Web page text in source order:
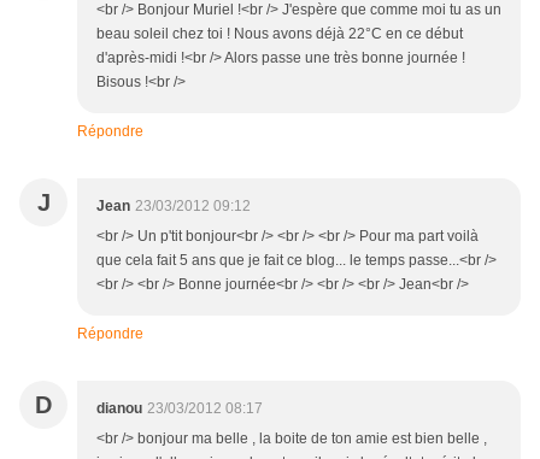
<br /> Bonjour Muriel !<br /> J'espère que comme moi tu as un
beau soleil chez toi ! Nous avons déjà 22°C en ce début
d'après-midi !<br /> Alors passe une très bonne journée !
Bisous !<br />
Répondre
J Jean 23/03/2012 09:12
<br /> Un p'tit bonjour<br /> <br /> <br /> Pour ma part voilà
que cela fait 5 ans que je fait ce blog... le temps passe...<br />
<br /> <br /> Bonne journée<br /> <br /> <br /> Jean<br />
Répondre
D dianou 23/03/2012 08:17
<br /> bonjour ma belle , la boite de ton amie est bien belle ,